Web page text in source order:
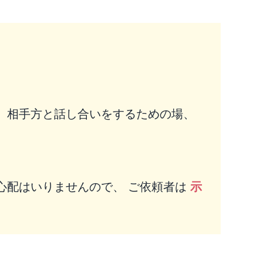
手方と話し合いをするための場、
配はいりませんので、 ご依頼者は 示